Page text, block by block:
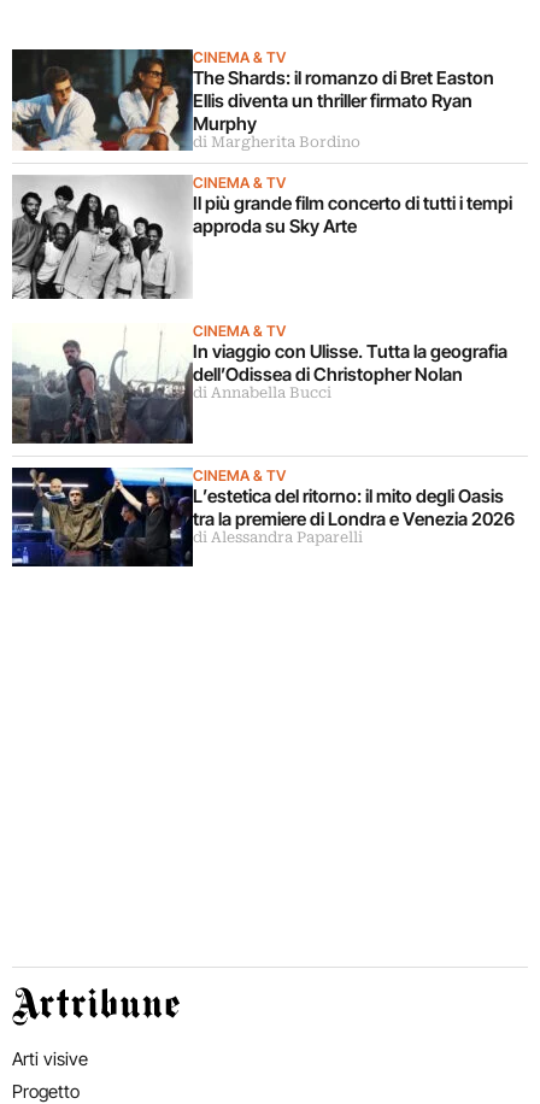
CINEMA & TV
The Shards: il romanzo di Bret Easton
Ellis diventa un thriller firmato Ryan
Murphy
di Margherita Bordino
CINEMA & TV
Il più grande film concerto di tutti i tempi
approda su Sky Arte
CINEMA & TV
In viaggio con Ulisse. Tutta la geografia
dell’Odissea di Christopher Nolan
di Annabella Bucci
CINEMA & TV
L’estetica del ritorno: il mito degli Oasis
tra la premiere di Londra e Venezia 2026
di Alessandra Paparelli
Artribune
Arti visive
Progetto